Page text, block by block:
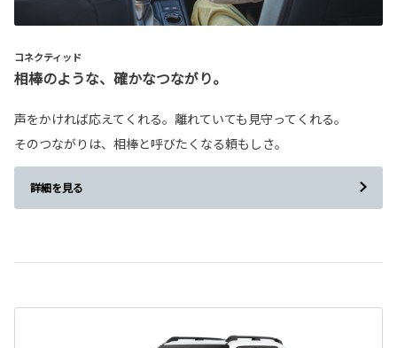
コネクティッド
相棒のような、確かなつながり。
声をかければ応えてくれる。離れていても見守ってくれる。
そのつながりは、相棒と呼びたくなる頼もしさ。
詳細を見る